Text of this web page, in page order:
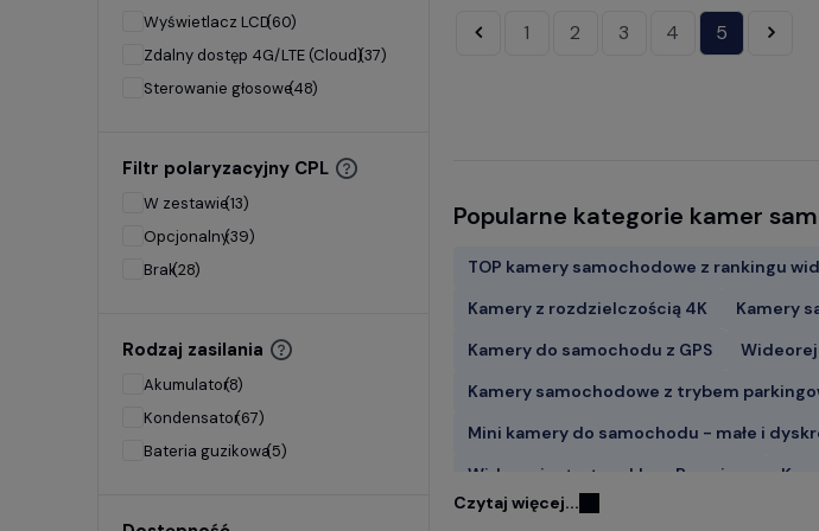
Wyświetlacz LCD(60)
Zdalny dostęp 4G/LTE (Cloud)(37)
Sterowanie głosowe(48)
Filtr polaryzacyjny CPL
W zestawie(13)
Opcjonalny(39)
Brak(28)
Rodzaj zasilania
Akumulator(8)
Kondensator(67)
Bateria guzikowa(5)
« 1 2 3 4 5 »
Popularne kategorie kamer
TOP kamery samochodowe z rankingu
Kamery z rozdzielczością 4K
Kamery
Kamery do samochodu z GPS
Kamery samochodowe z trybem
Mini kamery do samochodu - małe i
Wideorejestratory klasy Premium
Czytaj więcej...